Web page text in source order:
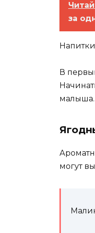
за
В
малыша.
могут